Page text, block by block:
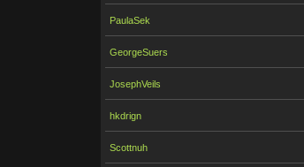
PaulaSek
GeorgeSuers
JosephVeils
hkdrign
Scottnuh